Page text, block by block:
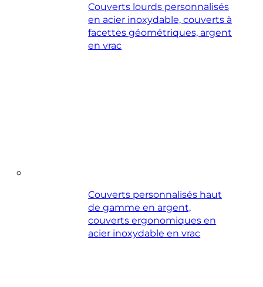
Couverts lourds personnalisés
en acier inoxydable, couverts à
facettes géométriques, argent
en vrac
Couverts personnalisés haut
de gamme en argent,
couverts ergonomiques en
acier inoxydable en vrac